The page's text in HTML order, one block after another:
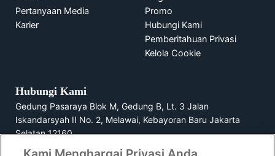
Pertanyaan Media
Karier
Promo
Hubungi Kami
Pemberitahuan Privasi
Kelola Cookie
Hubungi Kami
Gedung Pasaraya Blok M, Gedung B, Lt. 3 Jalan
Iskandarsyah II No. 2, Melawai, Kebayoran Baru Jakarta
Selatan 12160
1500729